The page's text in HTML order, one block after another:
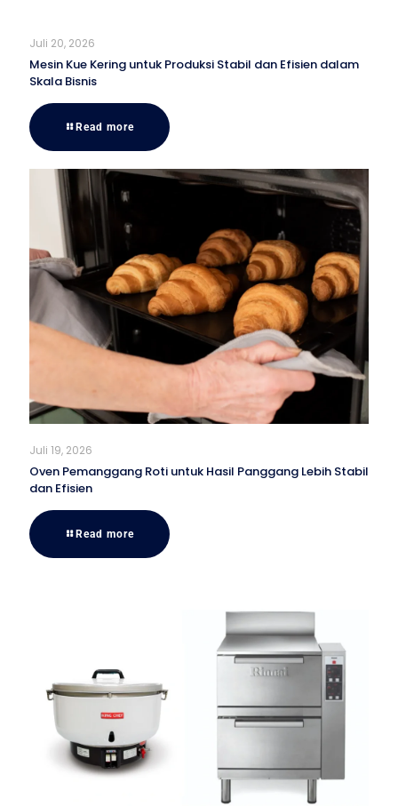
Juli 20, 2026
Mesin Kue Kering untuk Produksi Stabil dan Efisien dalam
Skala Bisnis
Read more
Juli 19, 2026
Oven Pemanggang Roti untuk Hasil Panggang Lebih Stabil
dan Efisien
Read more